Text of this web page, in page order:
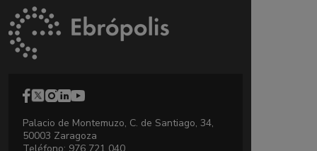
Palacio de Montemuzo, C. de Santiago, 34,
50003 Zaragoza